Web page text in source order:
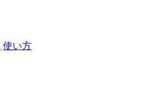
使い方